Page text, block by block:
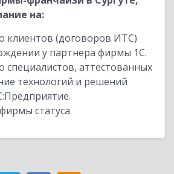
на:
клиентов (договоров ИТС)
у партнера фирмы 1С.
специалистов, аттестованных
технологий и решений
статуса